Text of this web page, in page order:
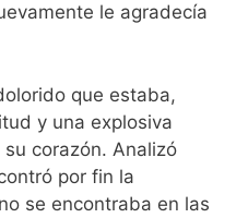
le agradecía
que estaba,
y una explosiva
corazón. Analizó
por fin la
se encontraba en las